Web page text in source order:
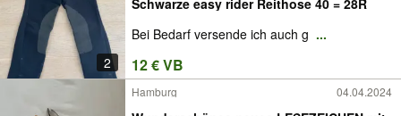
2
Bei Bedarf versende ich auch g ...
12 € VB
Hamburg 04.04.2024